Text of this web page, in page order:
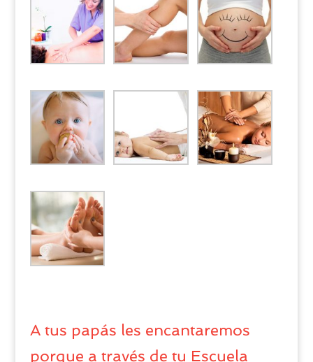
A tus papás les encantaremos
porque a través de tu Escuela